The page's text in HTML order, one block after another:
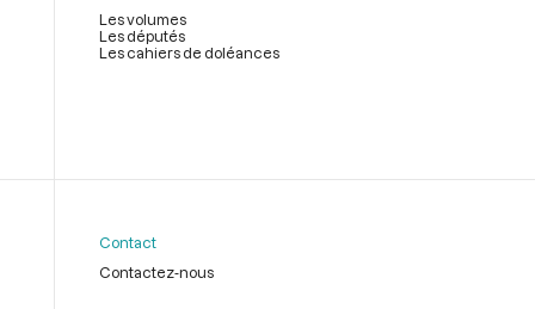
Les volumes
Les députés
Les cahiers de doléances
Contact
Contactez-nous